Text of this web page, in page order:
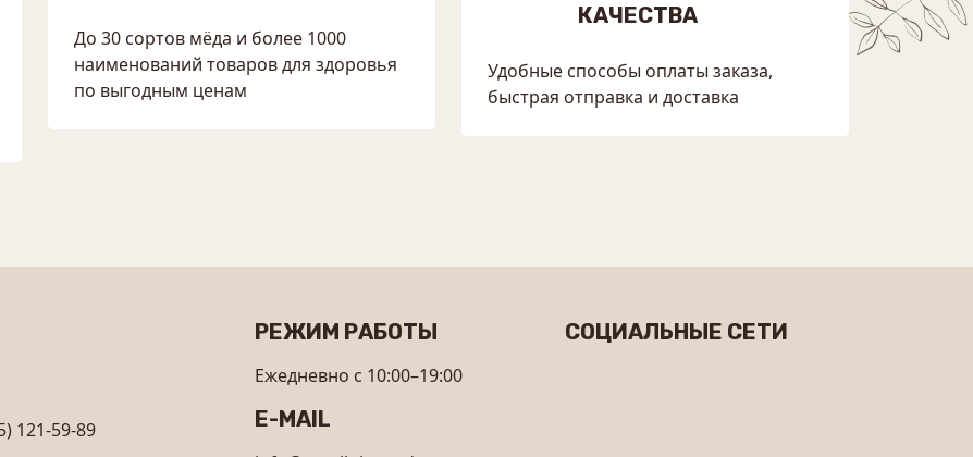
До 30 сортов мёда и более 1000
наименований товаров для здоровья
по выгодным ценам
КАЧЕСТВА
Удобные способы оплаты заказа,
быстрая отправка и доставка
121-59-89
РЕЖИМ РАБОТЫ
Ежедневно с 10:00–19:00
E-MAIL
СОЦИАЛЬНЫЕ СЕТИ